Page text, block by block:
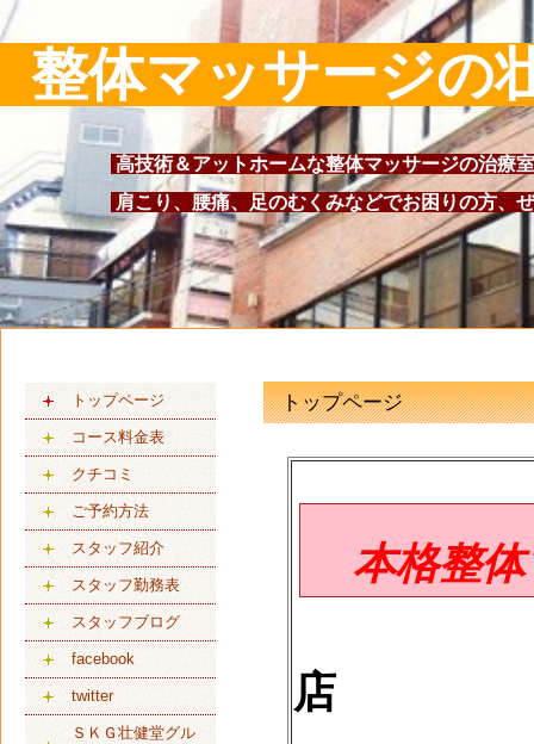
整体マッサージの
高技術＆アットホームな整体マッサージの治療
肩こり、腰痛、足のむくみなどでお困りの方、
トップページ
本格整
店
トップページ
コース料金表
クチコミ
ご予約方法
スタッフ紹介
スタッフ勤務表
スタッフブログ
facebook
twitter
ＳＫＧ壮健堂グル